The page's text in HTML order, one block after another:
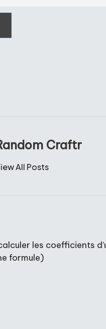
Craftr
All Posts
les coefficients
formule)